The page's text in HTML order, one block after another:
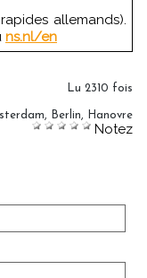
allemands).
ns.nl/en
Lu 2310 fois
, Berlin, Hanovre
Notez